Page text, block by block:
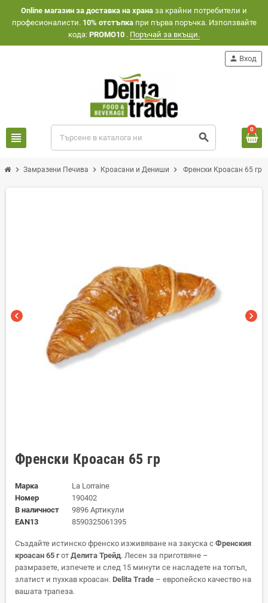
Оnline магазин за доставка на храна за крайни потребители и
професионалисти. 10% отстъпкапри първа поръчка. Използвайте
кода: PROMO10 . Поръчай за вкъщи.
view_headline search
person Вход
0
chevron_right Замразени Печива chevron_right Кроасани и Дениши chevron_right Френски Кроасан 65 гр
chevron_left chevron_right
Френски Кроасан 65 гр
Марка
La Lorraine
Номер
190402
В наличност
9896 Артикули
EAN13
8590325061395
Създайте истинско френско изживяване на закуска с Френския
кроасан 65 гот Делита Трейд. Лесен за приготвяне –
размразете, изпечете и след 15 минути се насладете на топъл,
златист и пухкав кроасан. Delita Trade – европейско качество на
вашата трапеза.